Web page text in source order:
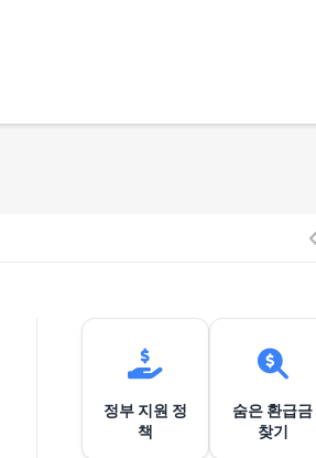
글
게
정부 지원 정
책
숨은 환급금
찾기